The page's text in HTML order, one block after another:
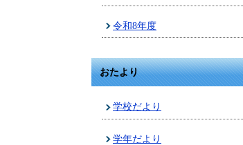
令和8年度
おたより
学校だより
学年だより